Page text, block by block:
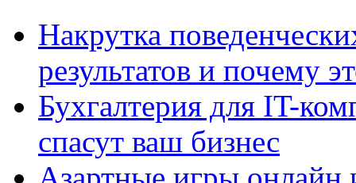
Накрутка
результатов и почему
Бухгалтерия для IT-
спасут ваш бизнес